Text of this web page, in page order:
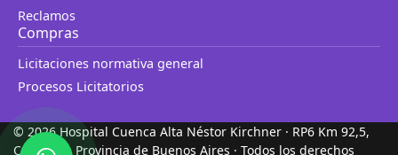
Reclamos
Compras
Licitaciones normativa general
Procesos Licitatorios
© 2026 Hospital Cuenca Alta Néstor Kirchner · RP6 Km 92,5,
Cañuelas, Provincia de Buenos Aires · Todos los derechos